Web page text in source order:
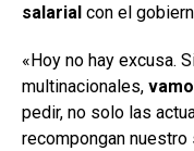
salarial con el
«Hoy no hay excusa.
multinacionales,
pedir, no solo las
recompongan